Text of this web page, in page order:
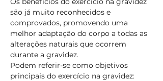
são já muito reconhecidos e
comprovados, promovendo uma
melhor adaptação do corpo a todas as
alterações naturais que ocorrem
durante a gravidez.
Podem referir-se como objetivos
principais do exercício na gravidez: